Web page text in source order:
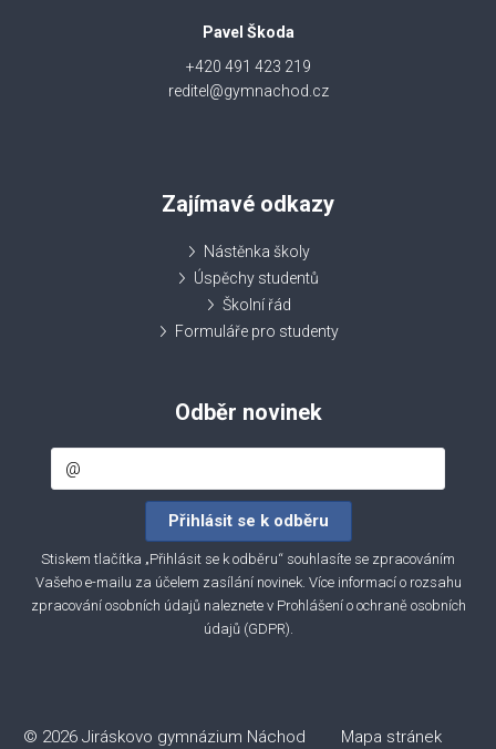
Pavel Škoda
+420 491 423 219
reditel@gymnachod.cz
Zajímavé odkazy
Nástěnka školy
Úspěchy studentů
Školní řád
Formuláře pro studenty
Odběr novinek
Stiskem tlačítka „Přihlásit se k odběru“ souhlasíte se zpracováním
Vašeho e-mailu za účelem zasílání novinek. Více informací o rozsahu
zpracování osobních údajů naleznete v Prohlášení o ochraně osobních
údajů (GDPR).
© 2026 Jiráskovo gymnázium Náchod Mapa stránek